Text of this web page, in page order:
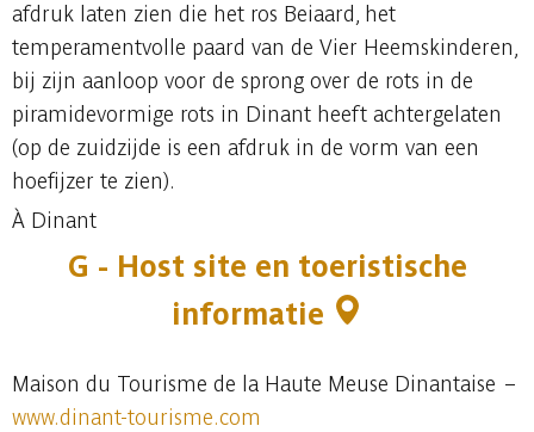
afdruk laten zien die het ros Beiaard, het
temperamentvolle paard van de Vier Heemskinderen,
bij zijn aanloop voor de sprong over de rots in de
piramidevormige rots in Dinant heeft achtergelaten
(op de zuidzijde is een afdruk in de vorm van een
hoefijzer te zien).
À Dinant
G - Host site en toeristische
informatie
Maison du Tourisme de la Haute Meuse Dinantaise –
www.dinant-tourisme.com